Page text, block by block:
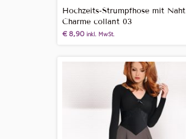
Hochzeits-Strumpfhose mit Naht
Charme collant 03
€8,90 inkl. MwSt.